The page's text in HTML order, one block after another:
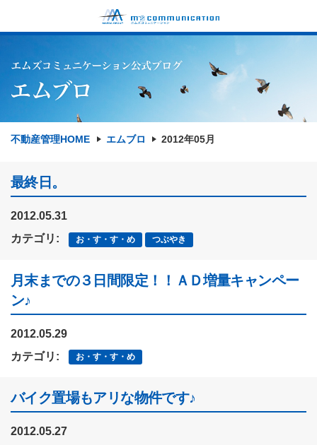
不動産管理HOME エムブロ 2012年05月
最終日。
2012.05.31
カテゴリ:
お・す・す・め つぶやき
月末までの３日間限定！！ＡＤ増量キャンペー
ン♪
2012.05.29
カテゴリ:
お・す・す・め
バイク置場もアリな物件です♪
2012.05.27